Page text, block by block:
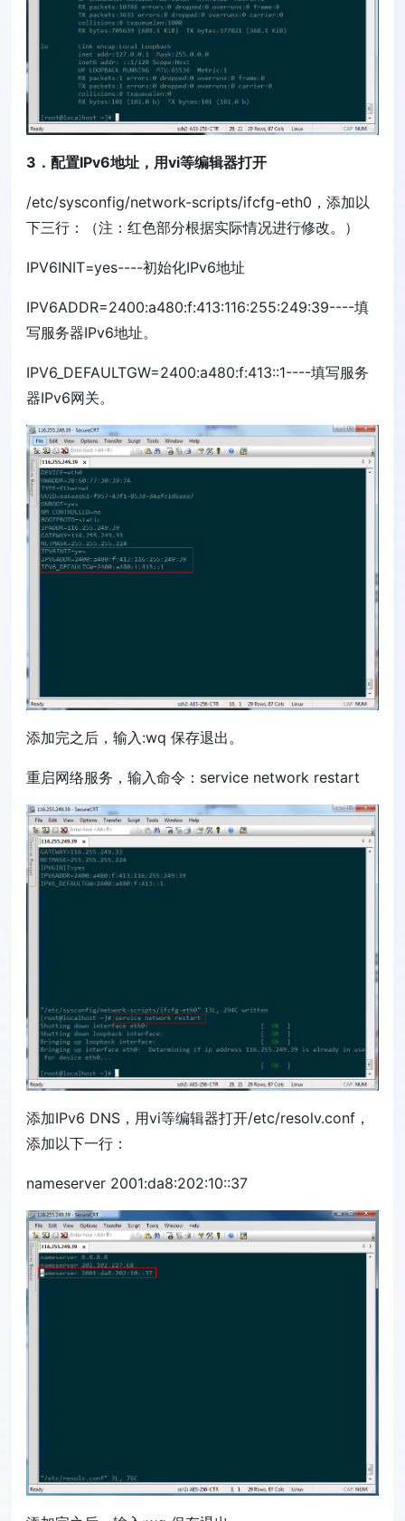
3．配置IPv6地址，用vi等编辑器打开
/etc/sysconfig/network-scripts/ifcfg-eth0，添加以
下三行：（注：红色部分根据实际情况进行修改。）
IPV6INIT=yes----初始化IPv6地址
IPV6ADDR=2400:a480:f:413:116:255:249:39----填
写服务器IPv6地址。
IPV6_DEFAULTGW=2400:a480:f:413::1----填写服务
器IPv6网关。
添加完之后，输入:wq 保存退出。
重启网络服务，输入命令：service network restart
添加IPv6 DNS，用vi等编辑器打开/etc/resolv.conf，
添加以下一行：
nameserver 2001:da8:202:10::37